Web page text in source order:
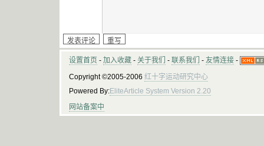
设置首页 - 加入收藏 - 关于我们 - 联系我们 - 友情连接 -
Copyright ©2005-2006 红十字运动研究中心
Powered By:EliteArticle System Version 2.20
网站备案中